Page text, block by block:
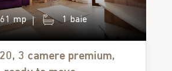
61 mp 1 baie
3 camere premium,